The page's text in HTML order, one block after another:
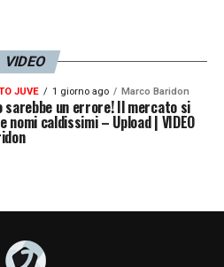
VIDEO
JUVE 1 giorno ago Marco Baridon
sarebbe un errore! Il mercato si
nomi caldissimi – Upload | VIDEO